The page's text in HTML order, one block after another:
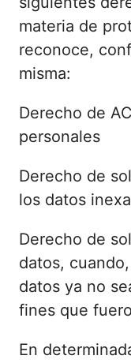
materia de
reconoce,
misma:
Derecho de
personales
Derecho de
los datos
Derecho de
datos,
datos ya no
fines que
En